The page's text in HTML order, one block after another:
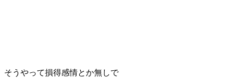
そうやって損得感情とか無しで